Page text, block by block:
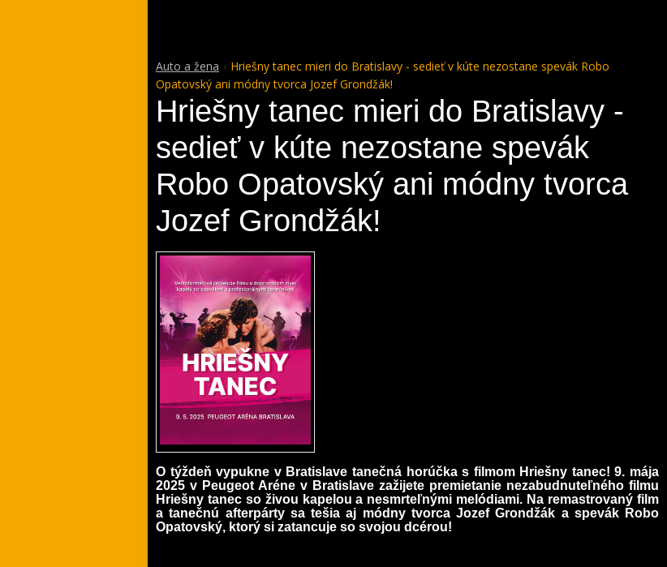
Auto a žena
Hriešny tanec mieri do Bratislavy - sedieť v kúte nezostane spevák Robo
Opatovský ani módny tvorca Jozef Grondžák!
Hriešny tanec mieri do Bratislavy -
sedieť v kúte nezostane spevák
Robo Opatovský ani módny tvorca
Jozef Grondžák!
O týždeň vypukne v Bratislave tanečná horúčka s filmom Hriešny tanec! 9. mája
2025 v Peugeot Aréne v Bratislave zažijete premietanie nezabudnuteľného filmu
Hriešny tanec so živou kapelou a nesmrteľnými melódiami. Na remastrovaný film
a tanečnú afterpárty sa tešia aj módny tvorca Jozef Grondžák a spevák Robo
Opatovský, ktorý si zatancuje so svojou dcérou!